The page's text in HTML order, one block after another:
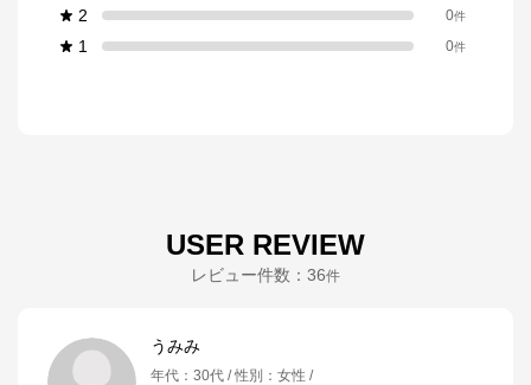
2 0件
1 0件
USER REVIEW
レビュー件数： 36件
うみみ
年代 ： 30代 性別 ： 女性